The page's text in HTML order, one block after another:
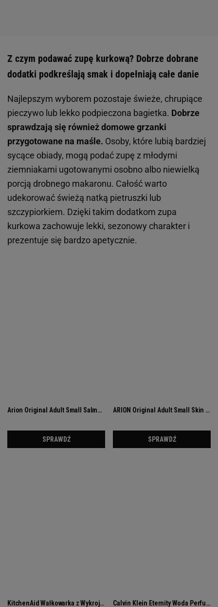
Z czym podawać zupę kurkową? Dobrze dobrane
dodatki podkreślają smak i dopełniają całe danie
Najlepszym wyborem pozostaje świeże, chrupiące
pieczywo lub lekko podpieczona bagietka. Dobrze
sprawdzają się również domowe grzanki
przygotowane na maśle. Osoby, które lubią bardziej
sycące obiady, mogą podać zupę z młodymi
ziemniakami ugotowanymi osobno albo niewielką
porcją drobnego makaronu. Całość warto
udekorować świeżą natką pietruszki lub
szczypiorkiem. Dzięki takim dodatkom zupa
kurkowa zachowuje lekki, sezonowy charakter i
prezentuje się bardzo apetycznie.